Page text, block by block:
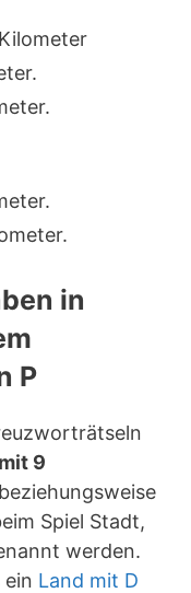
in
P
9
Spiel Stadt,
werden.
ein Land mit D